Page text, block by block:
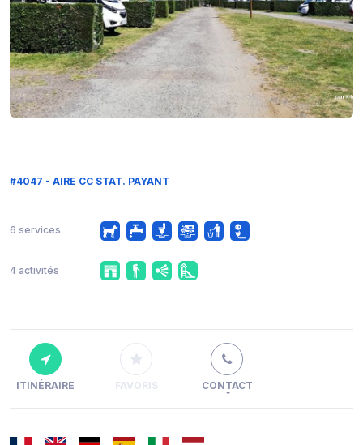
#4047 - AIRE CC STAT. PAYANT
6 services
4 activités
ITINÉRAIRE FAVORIS CONTACT